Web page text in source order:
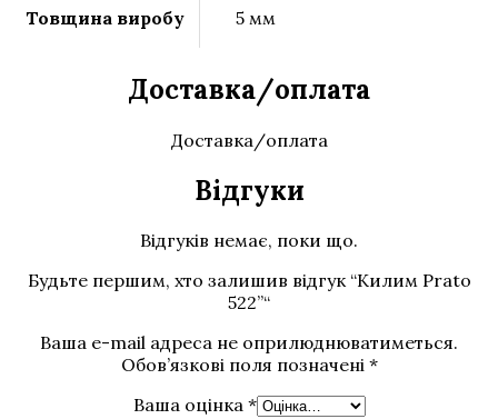
Товщина виробу 5 мм
Доставка/оплата
Доставка/оплата
Відгуки
Відгуків немає, поки що.
Будьте першим, хто залишив відгук “Килим Prato
522”“
Ваша e-mail адреса не оприлюднюватиметься.
Обов’язкові поля позначені *
Ваша оцінка *